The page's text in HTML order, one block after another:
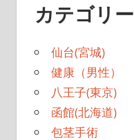
カテゴリー
仙台(宮城)
健康（男性）
八王子(東京)
函館(北海道)
包茎手術